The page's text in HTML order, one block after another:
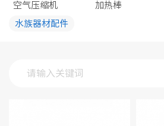
空气压缩机 加热棒
水族器材配件